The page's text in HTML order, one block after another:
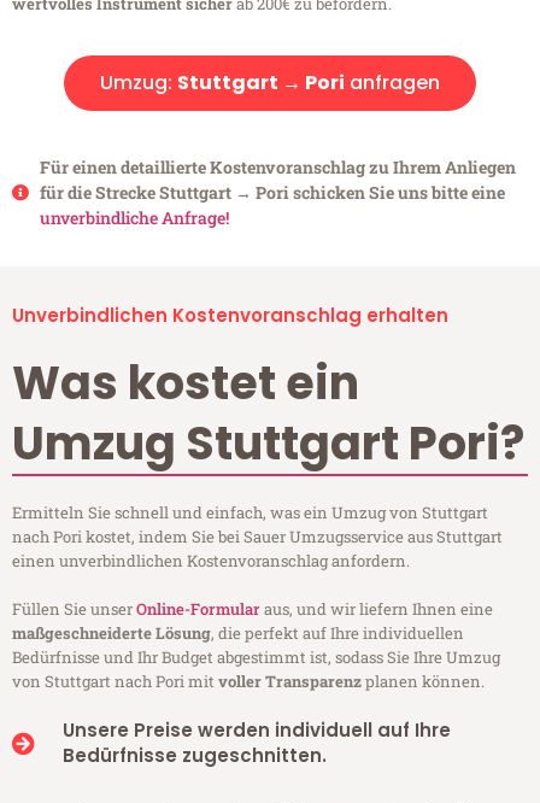
Umzug: Stuttgart → Pori anfragen
Für einen detaillierte Kostenvoranschlag zu Ihrem Anliegen
für die Strecke Stuttgart → Pori schicken Sie uns bitte eine
unverbindliche Anfrage!
Unverbindlichen Kostenvoranschlag erhalten
Was kostet ein
Umzug Stuttgart Pori?
Ermitteln Sie schnell und einfach, was ein Umzug von Stuttgart
nach Pori kostet, indem Sie bei Sauer Umzugsservice aus Stuttgart
einen unverbindlichen Kostenvoranschlag anfordern.
Füllen Sie unserOnline-Formularaus, und wir liefern Ihnen eine
maßgeschneiderte Lösung, die perfekt auf Ihre individuellen
Bedürfnisse und Ihr Budget abgestimmt ist, sodass Sie Ihre Umzug
von Stuttgart nach Pori mitvoller Transparenzplanen können.
Unsere Preise werden individuell auf Ihre
Bedürfnisse zugeschnitten.